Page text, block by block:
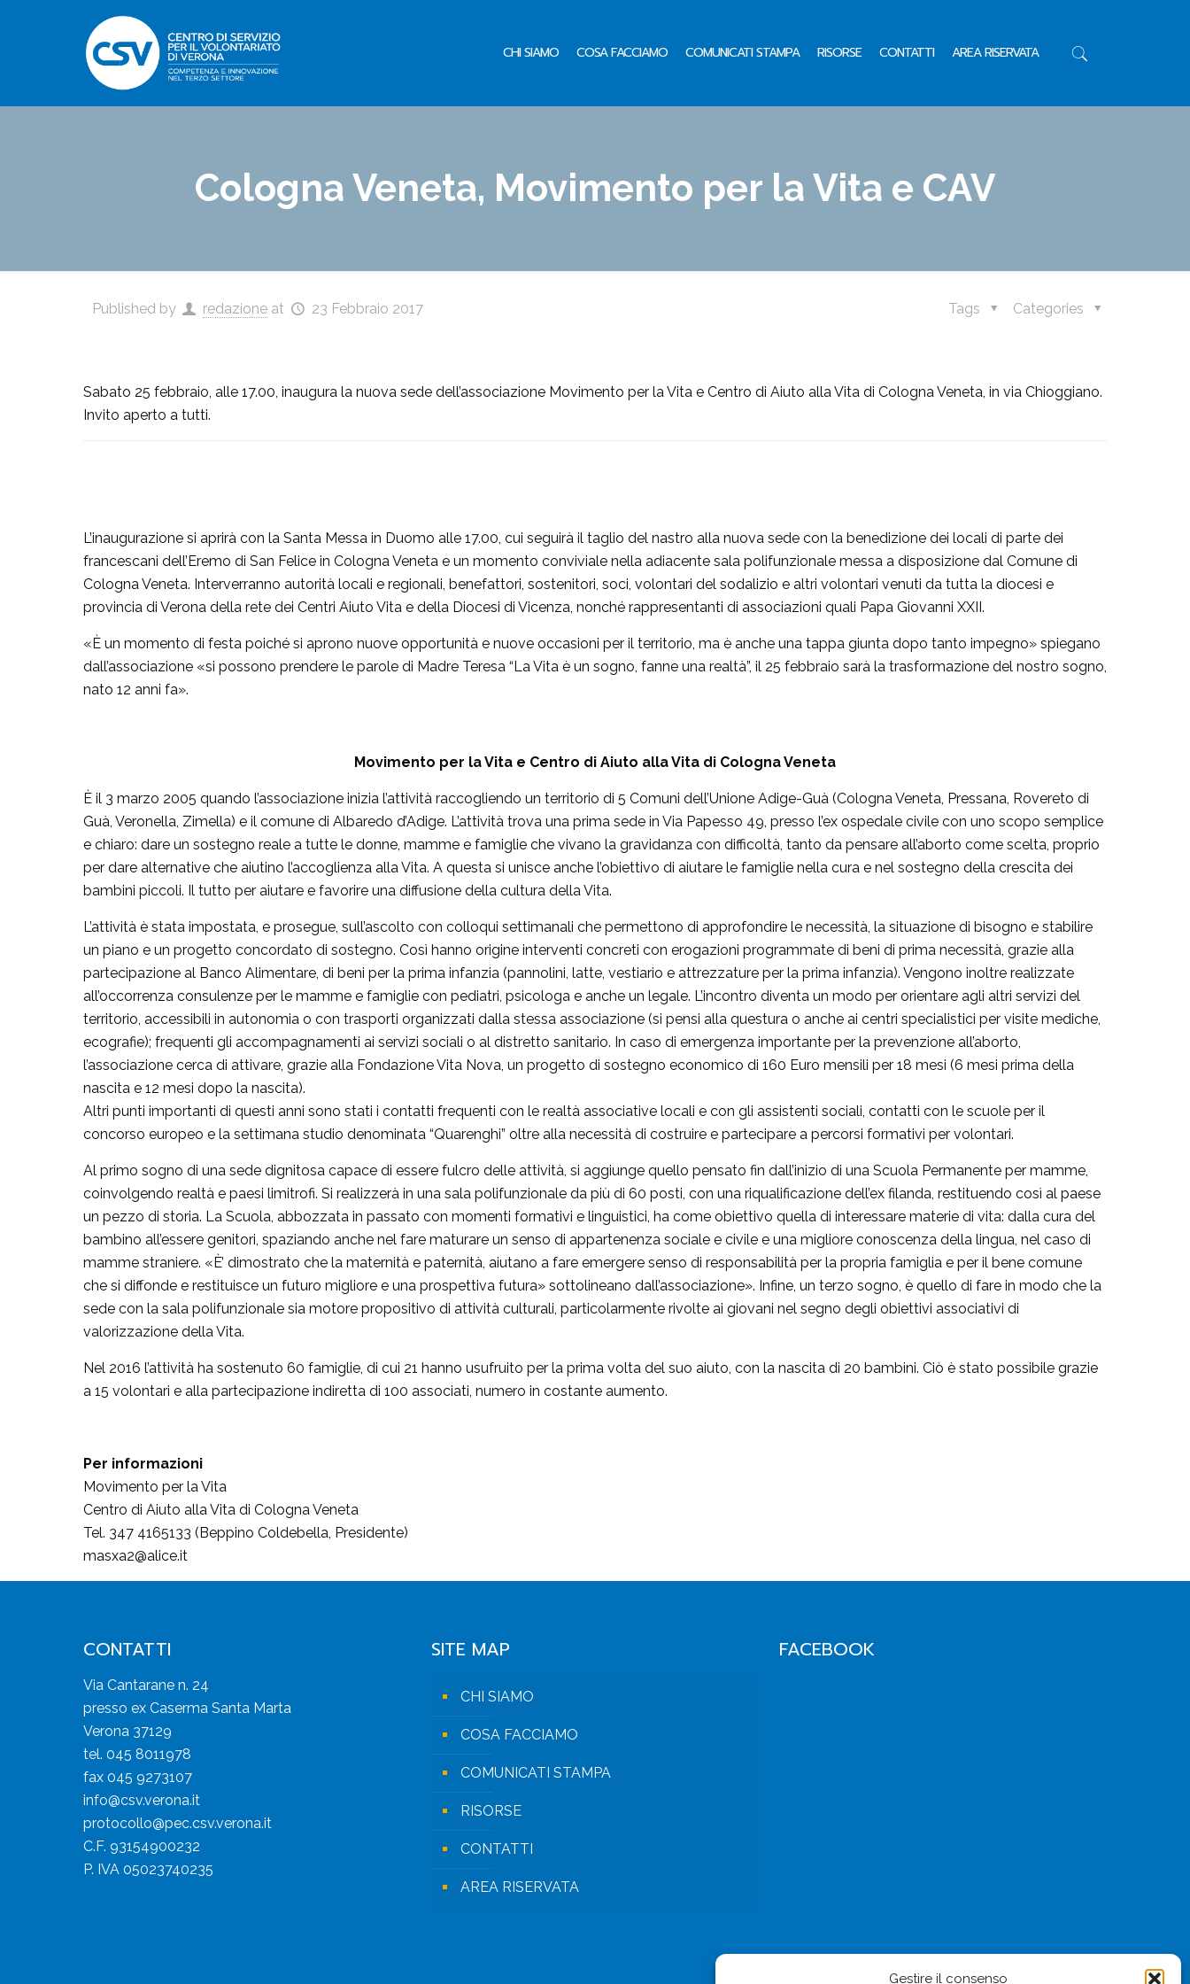
Gestire il consenso
CHI SIAMO COSA FACCIAMO COMUNICATI STAMPA RISORSE CONTATTI AREA RISERVATA
Cologna Veneta, Movimento per la Vita e CAV
Published by redazione at 23 Febbraio 2017 Categories
Tags
Sabato 25 febbraio, alle 17.00, inaugura la nuova sede dell’associazione Movimento per la Vita e Centro di Aiuto alla Vita di Cologna Veneta, in via Chioggiano.
Invito aperto a tutti.
L’inaugurazione si aprirà con la Santa Messa in Duomo alle 17.00, cui seguirà il taglio del nastro alla nuova sede con la benedizione dei locali di parte dei
francescani dell’Eremo di San Felice in Cologna Veneta e un momento conviviale nella adiacente sala polifunzionale messa a disposizione dal Comune di
Cologna Veneta. Interverranno autorità locali e regionali, benefattori, sostenitori, soci, volontari del sodalizio e altri volontari venuti da tutta la diocesi e
provincia di Verona della rete dei Centri Aiuto Vita e della Diocesi di Vicenza, nonché rappresentanti di associazioni quali Papa Giovanni XXII.
«È un momento di festa poiché si aprono nuove opportunità e nuove occasioni per il territorio, ma è anche una tappa giunta dopo tanto impegno» spiegano
dall’associazione «si possono prendere le parole di Madre Teresa “La Vita è un sogno, fanne una realtà”, il 25 febbraio sarà la trasformazione del nostro sogno,
nato 12 anni fa».
Movimento per la Vita e Centro di Aiuto alla Vita di Cologna Veneta
È il 3 marzo 2005 quando l’associazione inizia l’attività raccogliendo un territorio di 5 Comuni dell’Unione Adige-Guà (Cologna Veneta, Pressana, Rovereto di
Guà, Veronella, Zimella) e il comune di Albaredo d’Adige. L’attività trova una prima sede in Via Papesso 49, presso l’ex ospedale civile con uno scopo semplice
e chiaro: dare un sostegno reale a tutte le donne, mamme e famiglie che vivano la gravidanza con difficoltà, tanto da pensare all’aborto come scelta, proprio
per dare alternative che aiutino l’accoglienza alla Vita. A questa si unisce anche l’obiettivo di aiutare le famiglie nella cura e nel sostegno della crescita dei
bambini piccoli. Il tutto per aiutare e favorire una diffusione della cultura della Vita.
L’attività è stata impostata, e prosegue, sull’ascolto con colloqui settimanali che permettono di approfondire le necessità, la situazione di bisogno e stabilire
un piano e un progetto concordato di sostegno. Così hanno origine interventi concreti con erogazioni programmate di beni di prima necessità, grazie alla
partecipazione al Banco Alimentare, di beni per la prima infanzia (pannolini, latte, vestiario e attrezzature per la prima infanzia). Vengono inoltre realizzate
all’occorrenza consulenze per le mamme e famiglie con pediatri, psicologa e anche un legale. L’incontro diventa un modo per orientare agli altri servizi del
territorio, accessibili in autonomia o con trasporti organizzati dalla stessa associazione (si pensi alla questura o anche ai centri specialistici per visite mediche,
ecografie); frequenti gli accompagnamenti ai servizi sociali o al distretto sanitario. In caso di emergenza importante per la prevenzione all’aborto,
l’associazione cerca di attivare, grazie alla Fondazione Vita Nova, un progetto di sostegno economico di 160 Euro mensili per 18 mesi (6 mesi prima della
nascita e 12 mesi dopo la nascita).
Altri punti importanti di questi anni sono stati i contatti frequenti con le realtà associative locali e con gli assistenti sociali, contatti con le scuole per il
concorso europeo e la settimana studio denominata “Quarenghi” oltre alla necessità di costruire e partecipare a percorsi formativi per volontari.
Al primo sogno di una sede dignitosa capace di essere fulcro delle attività, si aggiunge quello pensato fin dall’inizio di una Scuola Permanente per mamme,
coinvolgendo realtà e paesi limitrofi. Si realizzerà in una sala polifunzionale da più di 60 posti, con una riqualificazione dell’ex filanda, restituendo così al paese
un pezzo di storia. La Scuola, abbozzata in passato con momenti formativi e linguistici, ha come obiettivo quella di interessare materie di vita: dalla cura del
bambino all’essere genitori, spaziando anche nel fare maturare un senso di appartenenza sociale e civile e una migliore conoscenza della lingua, nel caso di
mamme straniere. «È’ dimostrato che la maternità e paternità, aiutano a fare emergere senso di responsabilità per la propria famiglia e per il bene comune
che si diffonde e restituisce un futuro migliore e una prospettiva futura» sottolineano dall’associazione». Infine, un terzo sogno, è quello di fare in modo che la
sede con la sala polifunzionale sia motore propositivo di attività culturali, particolarmente rivolte ai giovani nel segno degli obiettivi associativi di
valorizzazione della Vita.
Nel 2016 l’attività ha sostenuto 60 famiglie, di cui 21 hanno usufruito per la prima volta del suo aiuto, con la nascita di 20 bambini. Ciò è stato possibile grazie
a 15 volontari e alla partecipazione indiretta di 100 associati, numero in costante aumento.
Per informazioni
Movimento per la Vita
Centro di Aiuto alla Vita di Cologna Veneta
Tel. 347 4165133 (Beppino Coldebella, Presidente)
masxa2@alice.it
CONTATTI
Via Cantarane n. 24
presso ex Caserma Santa Marta
Verona 37129
tel. 045 8011978
fax 045 9273107
info@csv.verona.it
protocollo@pec.csv.verona.it
C.F. 93154900232
P. IVA 05023740235
SITE MAP
CHI SIAMO
COSA FACCIAMO
COMUNICATI STAMPA
RISORSE
CONTATTI
AREA RISERVATA
FACEBOOK